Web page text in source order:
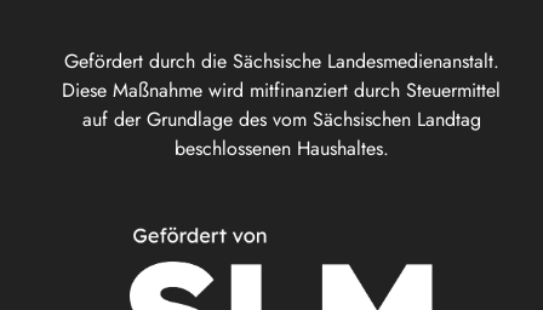
Gefördert durch die Sächsische Landesmedienanstalt.
Diese Maßnahme wird mitfinanziert durch Steuermittel
auf der Grundlage des vom Sächsischen Landtag
beschlossenen Haushaltes.